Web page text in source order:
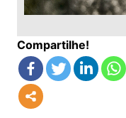
Compartilhe!